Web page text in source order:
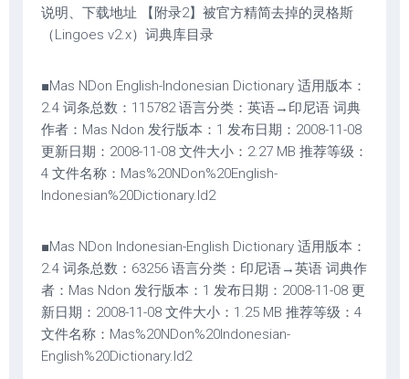
说明、下载地址 【附录2】被官方精简去掉的灵格斯
（Lingoes v2.x）词典库目录
■Mas NDon English-Indonesian Dictionary 适用版本：
2.4 词条总数：115782 语言分类：英语→印尼语 词典
作者：Mas Ndon 发行版本：1 发布日期：2008-11-08
更新日期：2008-11-08 文件大小：2.27 MB 推荐等级：
4 文件名称：Mas%20NDon%20English-
Indonesian%20Dictionary.ld2
■Mas NDon Indonesian-English Dictionary 适用版本：
2.4 词条总数：63256 语言分类：印尼语→英语 词典作
者：Mas Ndon 发行版本：1 发布日期：2008-11-08 更
新日期：2008-11-08 文件大小：1.25 MB 推荐等级：4
文件名称：Mas%20NDon%20Indonesian-
English%20Dictionary.ld2